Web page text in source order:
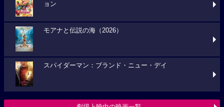
ョン
モアナと伝説の海（2026）
スパイダーマン：ブランド・ニュー・デイ